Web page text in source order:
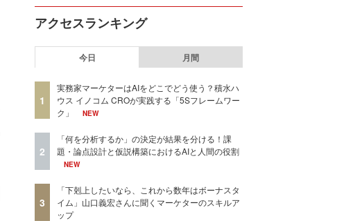
アクセスランキング
今日 月間
1
実務家マーケターはAIをどこでどう使う？積水ハ
ウス イノコム CROが実践する「5Sフレームワー
ク」
NEW
2
「何を分析するか」の決定が結果を分ける！課
題・論点設計と仮説構築におけるAIと人間の役割
NEW
3
「下剋上したいなら、これから数年はボーナスタ
イム」山口義宏さんに聞くマーケターのスキルア
ップ